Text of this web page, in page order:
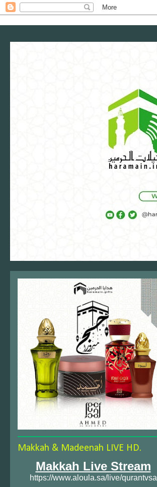
Makkah & Madeenah LIVE HD.
Makkah Live Stream
https://www.aloula.sa/live/qurantvsa